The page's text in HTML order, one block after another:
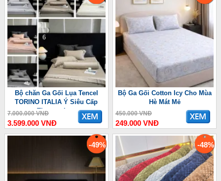
Bộ chăn Ga Gối Lụa Tencel
TORINO ITALIA Ý Siêu Cấp
Thượng Lưu
7.000.000 VNĐ
3.599.000 VNĐ
Bộ Ga Gối Cotton Icy Cho Mùa
Hè Mát Mẻ
450.000 VNĐ
249.000 VNĐ
-49% -48%